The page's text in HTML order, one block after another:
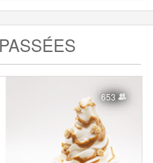
653